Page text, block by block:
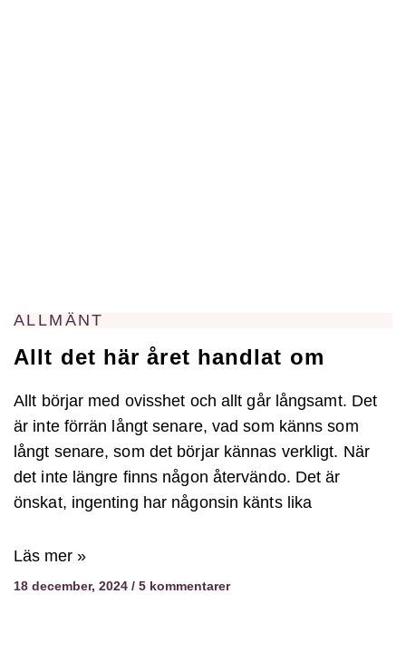
ALLMÄNT
Allt det här året handlat om
Allt börjar med ovisshet och allt går långsamt. Det
är inte förrän långt senare, vad som känns som
långt senare, som det börjar kännas verkligt. När
det inte längre finns någon återvändo. Det är
önskat, ingenting har någonsin känts lika
Läs mer »
18 december, 2024 5 kommentarer